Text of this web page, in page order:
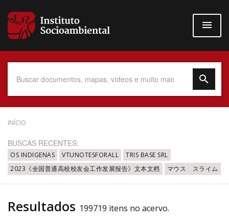
para
conteúdo
Data do Documento
Até
INÍCIO
BUSCAS RECENTES:
OS INDIGENAS VTUNOTESFORALL
TRIS BASE SRL
2023《全国普通高校校友会工作发展报告》文本文档
マウス スライム
Resultados 199719 itens no acervo.